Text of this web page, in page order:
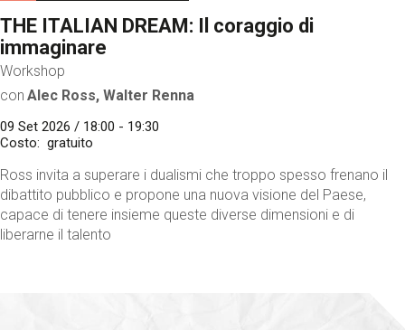
THE ITALIAN DREAM: Il coraggio di
immaginare
Workshop
con Alec Ross, Walter Renna
09 Set 2026 / 18:00 - 19:30
Costo
gratuito
Ross invita a superare i dualismi che troppo spesso frenano il
dibattito pubblico e propone una nuova visione del Paese,
capace di tenere insieme queste diverse dimensioni e di
liberarne il talento